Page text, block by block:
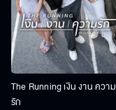
The Running เงิน งาน ความ
รัก